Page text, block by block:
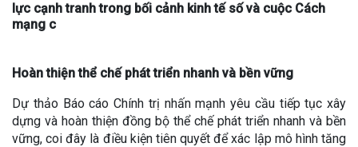
lực cạnh tranh trong bối cảnh kinh tế số và cuộc Cách
mạng c
Hoàn thiện thể chế phát triển nhanh và bền vững
Dự thảo Báo cáo Chính trị nhấn mạnh yêu cầu tiếp tục xây
dựng và hoàn thiện đồng bộ thể chế phát triển nhanh và bền
vững, coi đây là điều kiện tiên quyết để xác lập mô hình tăng